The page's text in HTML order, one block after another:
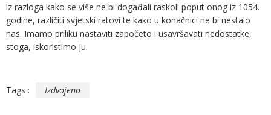
iz razloga kako se više ne bi događali raskoli poput onog iz 1054.
godine, različiti svjetski ratovi te kako u konačnici ne bi nestalo
nas. Imamo priliku nastaviti započeto i usavršavati nedostatke,
stoga, iskoristimo ju.
Tags : Izdvojeno